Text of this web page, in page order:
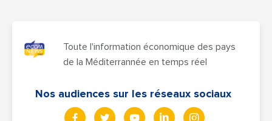
Toute l'information économique des pays
de la Méditerrannée en temps réel
Nos audiences sur les réseaux sociaux